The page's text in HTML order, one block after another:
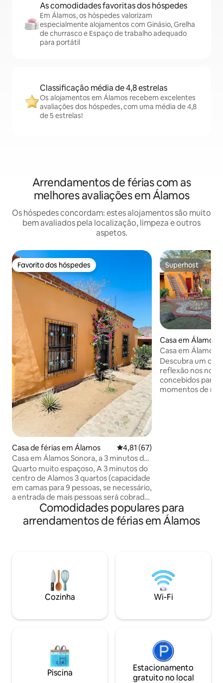
As comodidades favoritas dos hóspedes
Em Álamos, os hóspedes valorizam
especialmente alojamentos com Ginásio, Grelha
de churrasco e Espaço de trabalho adequado
para portátil
Classificação média de 4,8 estrelas
Os alojamentos em Álamos recebem excelentes
avaliações dos hóspedes, com uma média de 4,8
de 5 estrelas!
Arrendamentos de férias com as
melhores avaliações em Álamos
Os hóspedes concordam: estes alojamentos são muito
bem avaliados pela localização, limpeza e outros
aspetos.
Favorito dos hóspedes
Favorito dos hóspedes
Casa de férias em Álamos Classificação média de 4,81
4,81 (67)
Casa em Álamos Sonora, a 3 minutos do
centro de carro
Quarto muito espaçoso, A 3 minutos do
centro de Alamos 3 quartos (capacidade
em camas para 9 pessoas, se necessário,
a entrada de mais pessoas será cobrada
extra) Internet Quartos frigoríficos 2
casas de banho 1 cozinha Sala DE estar E
espaço livre com colchão extra Piscina e
para carros (é um lugar seguro para o
seu abrigo e pertences).
Superhost
Superhost
Casa em Álamos
Casa em Álamos
Descubra um
reflexão nos
concebidos para
momentos de
Comodidades populares para
arrendamentos de férias em Álamos
Cozinha Wi-Fi
Piscina
Estacionamento
gratuito no local